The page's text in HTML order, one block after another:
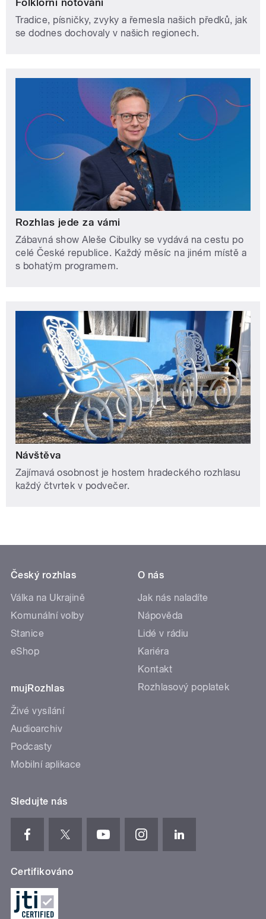
Tradice, písničky, zvyky a řemesla našich předků, jak
se dodnes dochovaly v našich regionech.
Rozhlas jede za vámi
Zábavná show Aleše Cibulky se vydává na cestu po
celé České republice. Každý měsíc na jiném místě a
s bohatým programem.
Návštěva
Zajímavá osobnost je hostem hradeckého rozhlasu
každý čtvrtek v podvečer.
Český rozhlas
Válka na Ukrajině
Komunální volby
Stanice
eShop
mujRozhlas
Živé vysílání
Audioarchiv
Podcasty
Mobilní aplikace
O nás
Jak nás naladíte
Nápověda
Lidé v rádiu
Kariéra
Kontakt
Rozhlasový poplatek
Sledujte nás
Certifikováno